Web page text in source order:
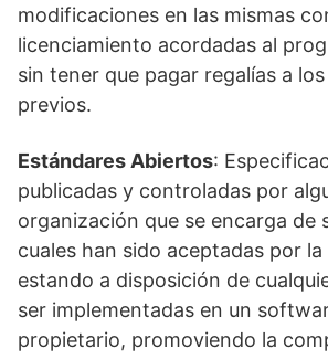
modificaciones en las mismas
licenciamiento acordadas al
sin tener que pagar regalías a
previos.
Estándares Abiertos:
publicadas y controladas por
organización que se encarga de
cuales han sido aceptadas por
estando a disposición de
ser implementadas en un
propietario, promoviendo la